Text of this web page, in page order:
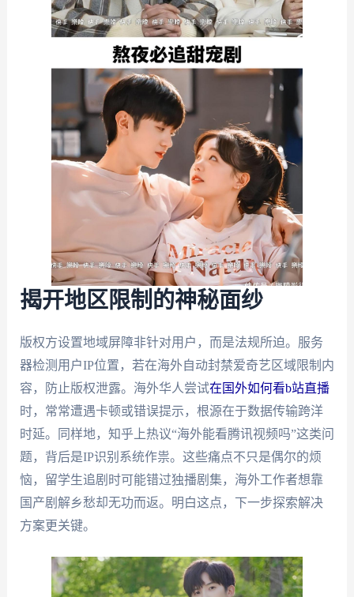
揭开地区限制的神秘面纱
版权方设置地域屏障非针对用户，而是法规所迫。服务
器检测用户IP位置，若在海外自动封禁爱奇艺区域限制内
容，防止版权泄露。海外华人尝试在国外如何看b站直播
时，常常遭遇卡顿或错误提示，根源在于数据传输跨洋
时延。同样地，知乎上热议“海外能看腾讯视频吗”这类问
题，背后是IP识别系统作祟。这些痛点不只是偶尔的烦
恼，留学生追剧时可能错过独播剧集，海外工作者想靠
国产剧解乡愁却无功而返。明白这点，下一步探索解决
方案更关键。